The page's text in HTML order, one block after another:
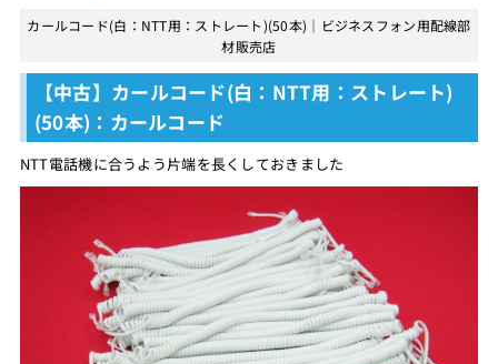
カールコード(白：NTT用：ストレート)(50本)｜ビジネスフォン用配線部
材販売店
【中古】カールコード(白：NTT用：ストレート)
(50本)：カールコード
NTT電話機に合うよう片端を長くしておきました